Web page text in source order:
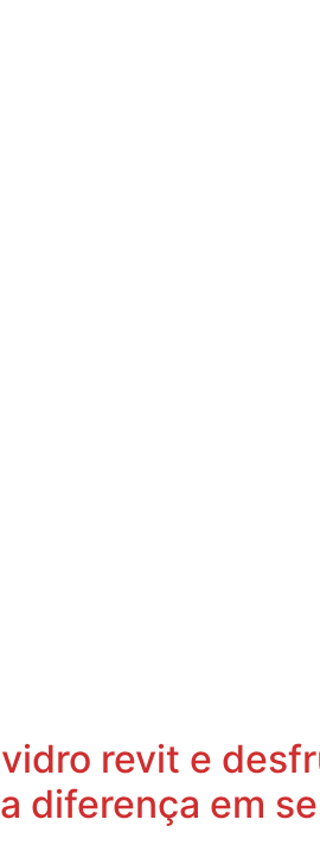
revit e
diferença em